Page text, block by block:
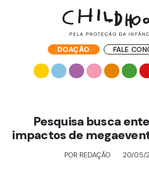
DOAÇÃO FALE
Pesquisa busca
impactos de
POR REDAÇÃO 20/05/